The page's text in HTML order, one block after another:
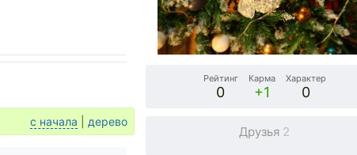
с начала дерево
Рейтинг
0
Карма
+1
Характер
0
Друзья 2